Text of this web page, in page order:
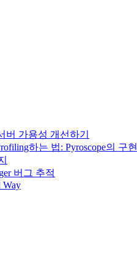
버 가용성 개선하기
하는 법: Pyroscope의 구
버그 추적
Way